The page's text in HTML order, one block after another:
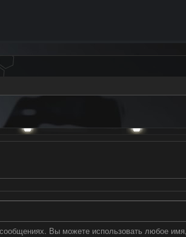
Вы можете использовать любое